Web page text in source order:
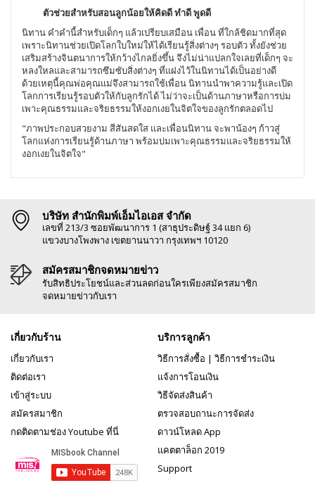
ตัวช่วยสำหรับสอนลูกน้อยให้คิดดี ทำดี พูดดี
นิทาน คำคำนี้สำหรับเด็กๆ แล้วเปรียบเสมือน เพื่อน ที่ใกล้ชิดมากที่สุด
เพราะนิทานช่วยเปิดโลกใบใหม่ให้ได้เรียนรู้สิ่งต่างๆ รอบตัว ทั้งยังช่วย
เสริมสร้างจินตนาการให้กว้างไกลยิ่งขึ้น จึงไม่น่าแปลกใจเลยที่เด็กๆ จะ
หลงใหลและสามารถซึมซับสิ่งต่างๆ ที่แฝงไว้ในนิทานได้เป็นอย่างดี
ด้วยเหตุนี้คุณพ่อคุณแม่จึงสามารถใช้เพื่อน นิทานนำพาความรู้และเปิด
โลกการเรียนรู้รอบตัวให้กับลูกรักได้ ไม่ว่าจะเป็นด้านภาษาหรือการบ่ม
เพาะคุณธรรมและจริยธรรมให้งอกเงยในจิตใจของลูกรักตลอดไป
"ภาพประกอบสวยงาม สีสันสดใส และเพื่อนนิทาน จะพาน้องๆ ก้าวสู่
โลกแห่งการเรียนรู้ด้านภาษา พร้อมบ่มเพาะคุณธรรมและจริยธรรมให้
งอกเงยในจิตใจ"
บริษัท สำนักพิมพ์เอ็มไอเอส จำกัด
เลขที่ 213/3 ซอยพัฒนาการ 1 (สาธุประดิษฐ์ 34 แยก 6)
แขวงบางโพงพาง เขตยานนาวา กรุงเทพฯ 10120
สมัครสมาชิกจดหมายข่าว
รับสิทธิประโยชน์และส่วนลดก่อนใครเพียงสมัครสมาชิก
จดหมายข่าวกับเรา
เกี่ยวกับร้าน
เกี่ยวกับเรา
ติดต่อเรา
เข้าสู่ระบบ
สมัครสมาชิก
กดติดตามช่อง Youtube ที่นี่
บริการลูกค้า
วิธีการสั่งซื้อ | วิธีการชำระเงิน
แจ้งการโอนเงิน
วิธีจัดส่งสินค้า
ตรวจสอบถานะการจัดส่ง
ดาวน์โหลด App
แคตตาล็อก 2019
Support